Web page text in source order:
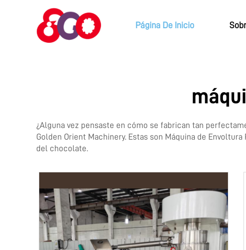
Página De Inicio
¿Alguna vez pensaste en cómo se fabrican tan
Golden Orient Machinery. Estas son Máquina de
del chocolate.